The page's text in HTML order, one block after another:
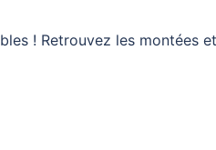
! Retrouvez les montées